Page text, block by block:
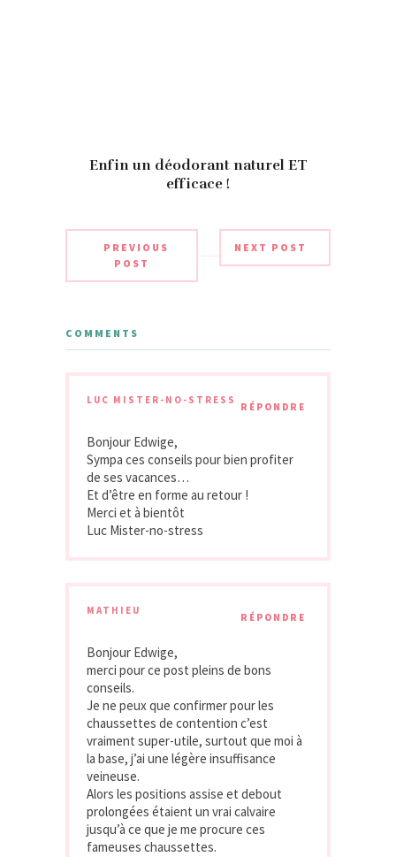
Enfin un déodorant naturel ET
efficace !
PREVIOUS
POST
NEXT POST
COMMENTS
LUC MISTER-NO-STRESS
RÉPONDRE
Bonjour Edwige,
Sympa ces conseils pour bien profiter
de ses vacances…
Et d’être en forme au retour !
Merci et à bientôt
Luc Mister-no-stress
MATHIEU
RÉPONDRE
Bonjour Edwige,
merci pour ce post pleins de bons
conseils.
Je ne peux que confirmer pour les
chaussettes de contention c’est
vraiment super-utile, surtout que moi à
la base, j’ai une légère insuffisance
veineuse.
Alors les positions assise et debout
prolongées étaient un vrai calvaire
jusqu’à ce que je me procure ces
fameuses chaussettes.